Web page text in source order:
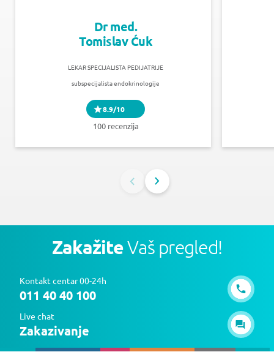
Dr med.
Tomislav Ćuk
LEKAR SPECIJALISTA PEDIJATRIJE
subspecijalista endokrinologije
8.9/10
100 recenzija
ZakažiteVaš pregled!
Kontakt centar 00-24h
011 40 40 100
Live chat
Zakazivanje